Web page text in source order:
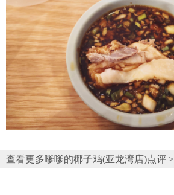
查看更多嗲嗲的椰子鸡(亚龙湾店)点评 >